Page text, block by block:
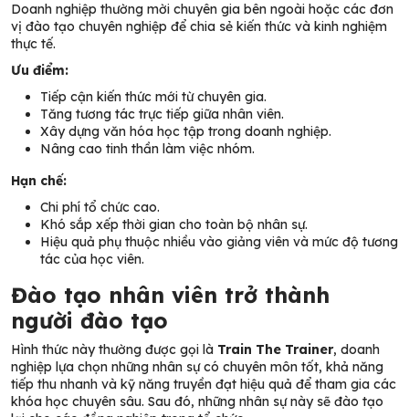
Doanh nghiệp thường mời chuyên gia bên ngoài hoặc các đơn
vị đào tạo chuyên nghiệp để chia sẻ kiến thức và kinh nghiệm
thực tế.
Ưu điểm:
Tiếp cận kiến thức mới từ chuyên gia.
Tăng tương tác trực tiếp giữa nhân viên.
Xây dựng văn hóa học tập trong doanh nghiệp.
Nâng cao tinh thần làm việc nhóm.
Hạn chế:
Chi phí tổ chức cao.
Khó sắp xếp thời gian cho toàn bộ nhân sự.
Hiệu quả phụ thuộc nhiều vào giảng viên và mức độ tương
tác của học viên.
Đào tạo nhân viên trở thành
người đào tạo
Hình thức này thường được gọi là Train The Trainer, doanh
nghiệp lựa chọn những nhân sự có chuyên môn tốt, khả năng
tiếp thu nhanh và kỹ năng truyền đạt hiệu quả để tham gia các
khóa học chuyên sâu. Sau đó, những nhân sự này sẽ đào tạo